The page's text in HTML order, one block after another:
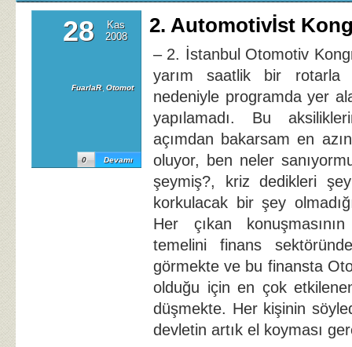
28
Kas
2008
FuarlaR, Otomot
Devamı
0
2. Automotivİst
– 2. İstanbul Otomotiv
yarım saatlik bir rotarla
nedeniyle programda yer
yapılamadı. Bu
açımdan bakarsam en
oluyor, ben neler
şeymiş?, kriz dedikleri
korkulacak bir şey
Her çıkan
temelini finans
görmekte ve bu finansta
olduğu için en çok
düşmekte. Her kişinin
devletin artık el koyması